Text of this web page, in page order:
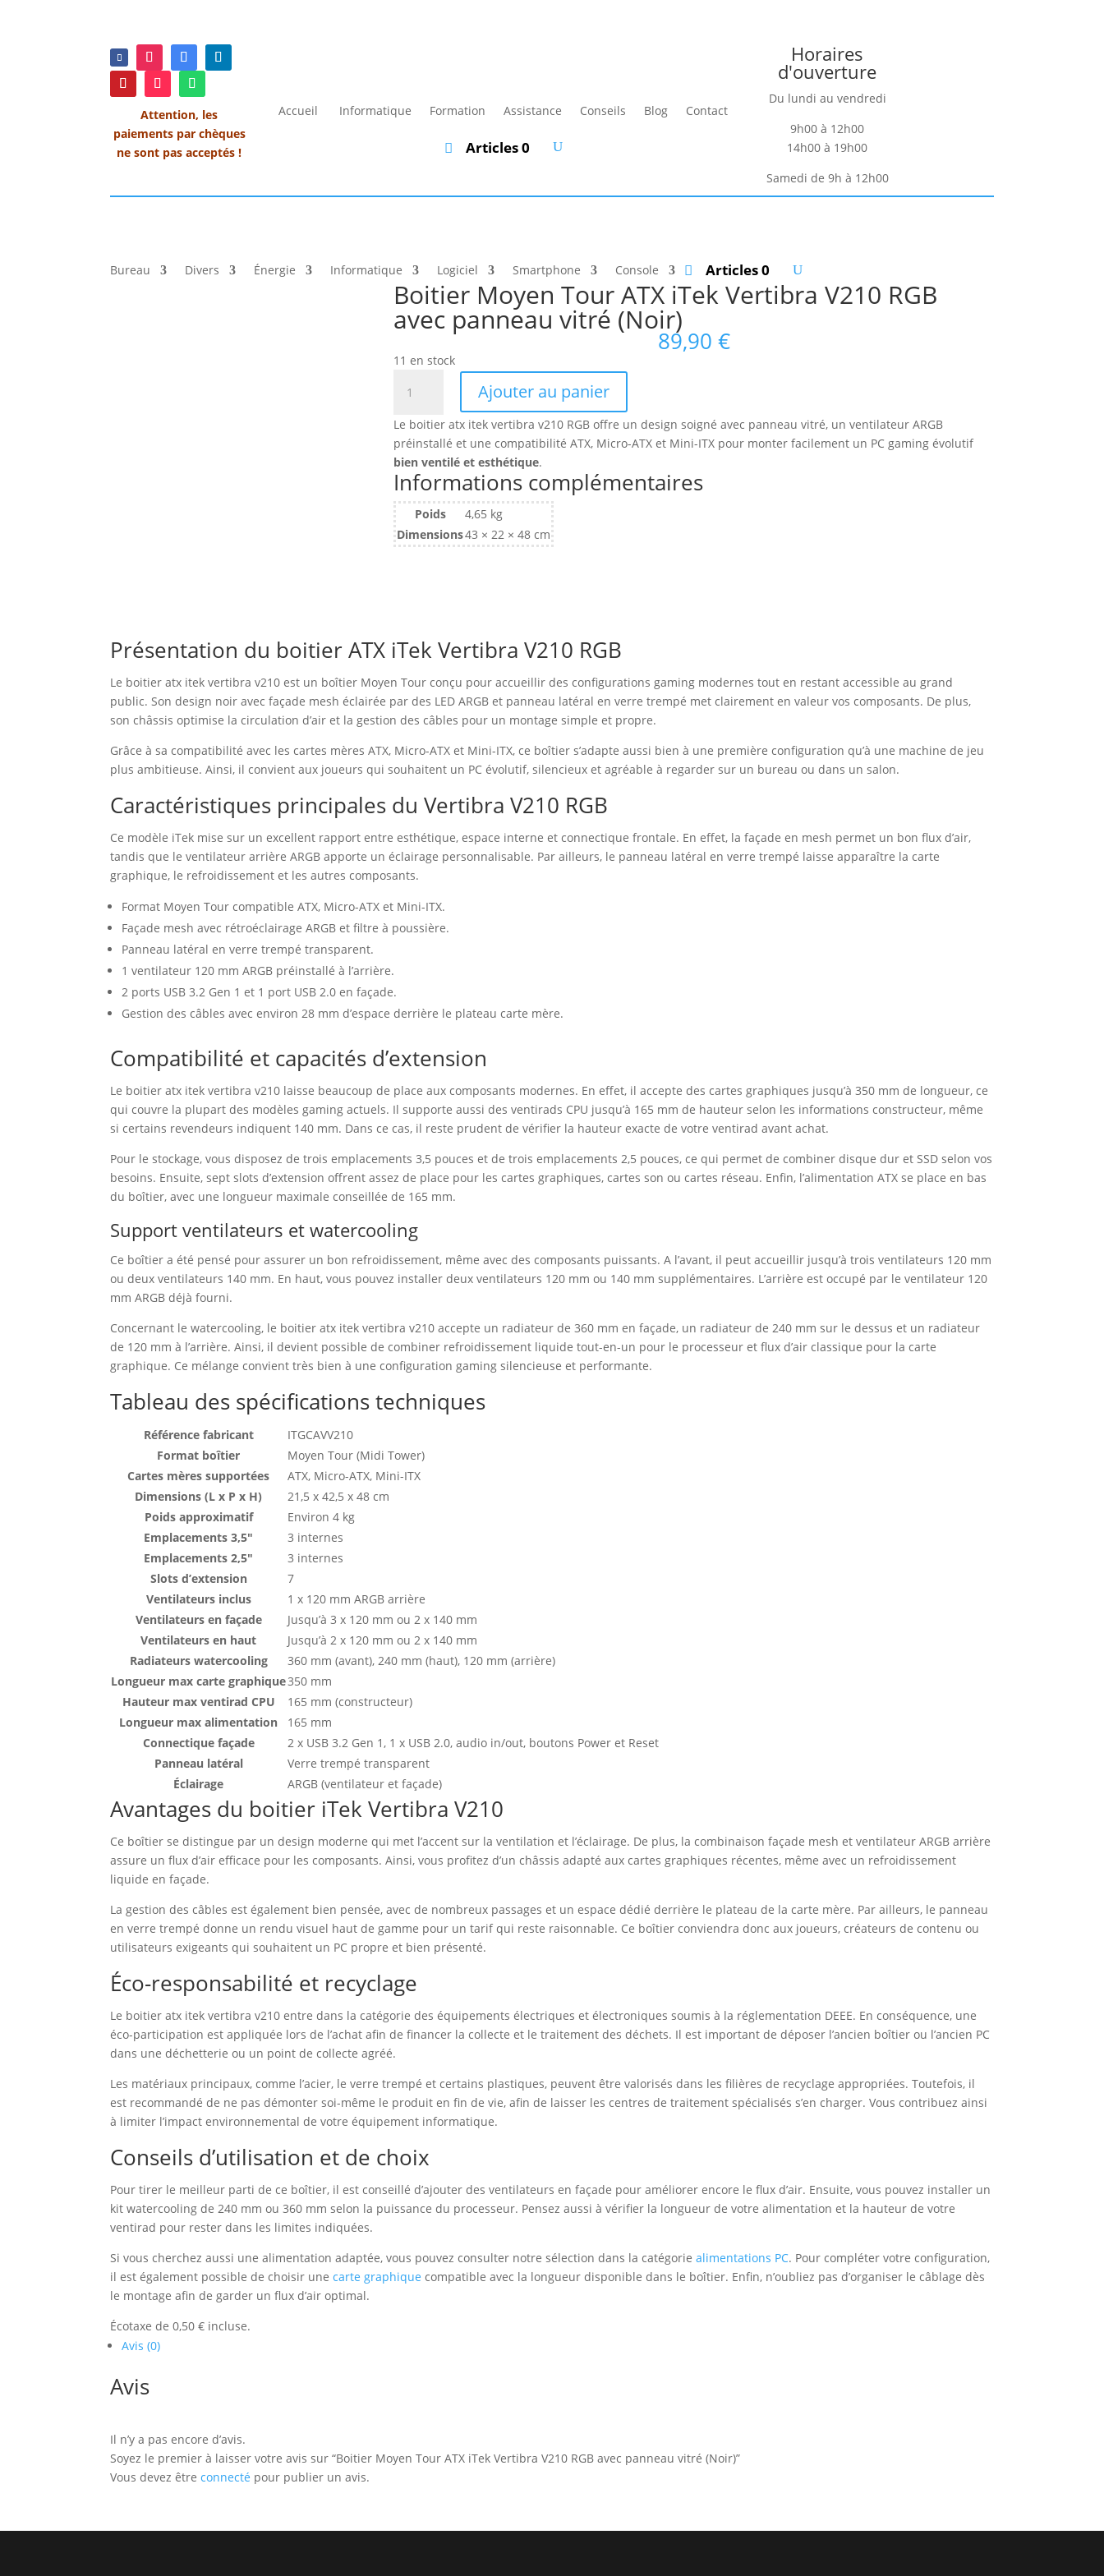
Attention, les
paiements par chèques
ne sont pas acceptés !
Accueil Informatique Formation Assistance Conseils Blog Contact
Articles 0
Horaires
d'ouverture
Du lundi au vendredi
9h00 à 12h00
14h00 à 19h00
Samedi de 9h à 12h00
Bureau Divers Énergie Informatique Logiciel Smartphone Console Articles 0
Boitier Moyen Tour ATX iTek Vertibra V210 RGB
avec panneau vitré (Noir)
89,90 €
11 en stock
Tour
ATX
iTek
Vertibra
V210
RGB
Ajouter au panier
Le boitier atx itek vertibra v210 RGB offre un design soigné avec panneau vitré, un ventilateur ARGB
préinstallé et une compatibilité ATX, Micro-ATX et Mini-ITX pour monter facilement un PC gaming évolutif
bien ventilé et esthétique.
Informations complémentaires
Poids
4,65 kg
Dimensions43 × 22 × 48 cm
Présentation du boitier ATX iTek Vertibra V210 RGB
Le boitier atx itek vertibra v210 est un boîtier Moyen Tour conçu pour accueillir des configurations gaming modernes tout en restant accessible au grand
public. Son design noir avec façade mesh éclairée par des LED ARGB et panneau latéral en verre trempé met clairement en valeur vos composants. De plus,
son châssis optimise la circulation d’air et la gestion des câbles pour un montage simple et propre.
Grâce à sa compatibilité avec les cartes mères ATX, Micro-ATX et Mini-ITX, ce boîtier s’adapte aussi bien à une première configuration qu’à une machine de jeu
plus ambitieuse. Ainsi, il convient aux joueurs qui souhaitent un PC évolutif, silencieux et agréable à regarder sur un bureau ou dans un salon.
Caractéristiques principales du Vertibra V210 RGB
Ce modèle iTek mise sur un excellent rapport entre esthétique, espace interne et connectique frontale. En effet, la façade en mesh permet un bon flux d’air,
tandis que le ventilateur arrière ARGB apporte un éclairage personnalisable. Par ailleurs, le panneau latéral en verre trempé laisse apparaître la carte
graphique, le refroidissement et les autres composants.
Format Moyen Tour compatible ATX, Micro-ATX et Mini-ITX.
Façade mesh avec rétroéclairage ARGB et filtre à poussière.
Panneau latéral en verre trempé transparent.
1 ventilateur 120 mm ARGB préinstallé à l’arrière.
2 ports USB 3.2 Gen 1 et 1 port USB 2.0 en façade.
Gestion des câbles avec environ 28 mm d’espace derrière le plateau carte mère.
Compatibilité et capacités d’extension
Le boitier atx itek vertibra v210 laisse beaucoup de place aux composants modernes. En effet, il accepte des cartes graphiques jusqu’à 350 mm de longueur, ce
qui couvre la plupart des modèles gaming actuels. Il supporte aussi des ventirads CPU jusqu’à 165 mm de hauteur selon les informations constructeur, même
si certains revendeurs indiquent 140 mm. Dans ce cas, il reste prudent de vérifier la hauteur exacte de votre ventirad avant achat.
Pour le stockage, vous disposez de trois emplacements 3,5 pouces et de trois emplacements 2,5 pouces, ce qui permet de combiner disque dur et SSD selon vos
besoins. Ensuite, sept slots d’extension offrent assez de place pour les cartes graphiques, cartes son ou cartes réseau. Enfin, l’alimentation ATX se place en bas
du boîtier, avec une longueur maximale conseillée de 165 mm.
Support ventilateurs et watercooling
Ce boîtier a été pensé pour assurer un bon refroidissement, même avec des composants puissants. A l’avant, il peut accueillir jusqu’à trois ventilateurs 120 mm
ou deux ventilateurs 140 mm. En haut, vous pouvez installer deux ventilateurs 120 mm ou 140 mm supplémentaires. L’arrière est occupé par le ventilateur 120
mm ARGB déjà fourni.
Concernant le watercooling, le boitier atx itek vertibra v210 accepte un radiateur de 360 mm en façade, un radiateur de 240 mm sur le dessus et un radiateur
de 120 mm à l’arrière. Ainsi, il devient possible de combiner refroidissement liquide tout-en-un pour le processeur et flux d’air classique pour la carte
graphique. Ce mélange convient très bien à une configuration gaming silencieuse et performante.
Tableau des spécifications techniques
Référence fabricant
ITGCAVV210
Format boîtier
Moyen Tour (Midi Tower)
Cartes mères supportées
ATX, Micro-ATX, Mini-ITX
Dimensions (L x P x H)
21,5 x 42,5 x 48 cm
Poids approximatif
Environ 4 kg
Emplacements 3,5″
3 internes
Emplacements 2,5″
3 internes
Slots d’extension
7
Ventilateurs inclus
1 x 120 mm ARGB arrière
Ventilateurs en façade
Jusqu’à 3 x 120 mm ou 2 x 140 mm
Ventilateurs en haut
Jusqu’à 2 x 120 mm ou 2 x 140 mm
Radiateurs watercooling
360 mm (avant), 240 mm (haut), 120 mm (arrière)
Longueur max carte graphique350 mm
Hauteur max ventirad CPU
165 mm (constructeur)
Longueur max alimentation
165 mm
Connectique façade
2 x USB 3.2 Gen 1, 1 x USB 2.0, audio in/out, boutons Power et Reset
Panneau latéral
Verre trempé transparent
Éclairage
ARGB (ventilateur et façade)
Avantages du boitier iTek Vertibra V210
Ce boîtier se distingue par un design moderne qui met l’accent sur la ventilation et l’éclairage. De plus, la combinaison façade mesh et ventilateur ARGB arrière
assure un flux d’air efficace pour les composants. Ainsi, vous profitez d’un châssis adapté aux cartes graphiques récentes, même avec un refroidissement
liquide en façade.
La gestion des câbles est également bien pensée, avec de nombreux passages et un espace dédié derrière le plateau de la carte mère. Par ailleurs, le panneau
en verre trempé donne un rendu visuel haut de gamme pour un tarif qui reste raisonnable. Ce boîtier conviendra donc aux joueurs, créateurs de contenu ou
utilisateurs exigeants qui souhaitent un PC propre et bien présenté.
Éco-responsabilité et recyclage
Le boitier atx itek vertibra v210 entre dans la catégorie des équipements électriques et électroniques soumis à la réglementation DEEE. En conséquence, une
éco-participation est appliquée lors de l’achat afin de financer la collecte et le traitement des déchets. Il est important de déposer l’ancien boîtier ou l’ancien PC
dans une déchetterie ou un point de collecte agréé.
Les matériaux principaux, comme l’acier, le verre trempé et certains plastiques, peuvent être valorisés dans les filières de recyclage appropriées. Toutefois, il
est recommandé de ne pas démonter soi-même le produit en fin de vie, afin de laisser les centres de traitement spécialisés s’en charger. Vous contribuez ainsi
à limiter l’impact environnemental de votre équipement informatique.
Conseils d’utilisation et de choix
Pour tirer le meilleur parti de ce boîtier, il est conseillé d’ajouter des ventilateurs en façade pour améliorer encore le flux d’air. Ensuite, vous pouvez installer un
kit watercooling de 240 mm ou 360 mm selon la puissance du processeur. Pensez aussi à vérifier la longueur de votre alimentation et la hauteur de votre
ventirad pour rester dans les limites indiquées.
Si vous cherchez aussi une alimentation adaptée, vous pouvez consulter notre sélection dans la catégoriealimentations PC. Pour compléter votre configuration,
il est également possible de choisir unecarte graphique compatible avec la longueur disponible dans le boîtier. Enfin, n’oubliez pas d’organiser le câblage dès
le montage afin de garder un flux d’air optimal.
Écotaxe de 0,50 € incluse.
Avis (0)
Avis
Il n’y a pas encore d’avis.
Soyez le premier à laisser votre avis sur “Boitier Moyen Tour ATX iTek Vertibra V210 RGB avec panneau vitré (Noir)”
Vous devez êtreconnecté pour publier un avis.